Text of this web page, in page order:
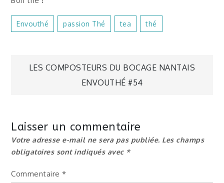
Envouthé Passion Thé Tea Thé
Navigation
l’article
LES COMPOSTEURS DU BOCAGE NANTAIS
ENVOUTHÉ #54
Laisser un commentaire
Votre adresse e-mail ne sera pas publiée. Les champs
obligatoires sont indiqués avec *
Commentaire*